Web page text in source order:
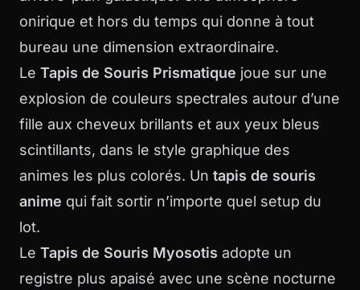
onirique et hors du temps qui donne à tout
bureau une dimension extraordinaire.
Le Tapis de Souris Prismatique joue sur une
explosion de couleurs spectrales autour d’une
fille aux cheveux brillants et aux yeux bleus
scintillants, dans le style graphique des
animes les plus colorés. Un tapis de souris
anime qui fait sortir n’importe quel setup du
lot.
Le Tapis de Souris Myosotis adopte un
registre plus apaisé avec une scène nocturne